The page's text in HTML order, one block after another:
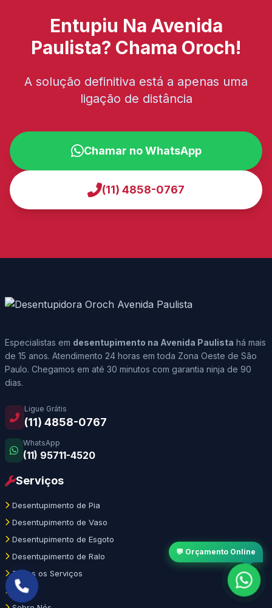
Entupiu Na Avenida
Paulista? Chama Oroch!
A solução definitiva está a apenas uma
ligação de distância
Chamar no WhatsApp
(11) 4858-0767
Especialistas em desentupimento na Avenida Paulista há mais
de 15 anos. Atendimento 24 horas em toda Zona Oeste de São
Paulo. Chegamos em até 30 minutos com garantia ninja de 90
dias.
Ligue Grátis
(11) 4858-0767
WhatsApp
(11) 95711-4520
Serviços
Desentupimento de Pia
Desentupimento de Vaso
Desentupimento de Esgoto
Desentupimento de Ralo
Todos os Serviços
Blog
💬 Orçamento Online